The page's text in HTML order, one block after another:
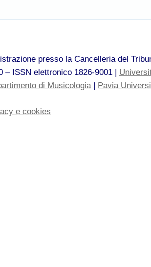
presso la Cancelleria del
– ISSN elettronico 1826-9001 |
di Musicologia | Pavia
e cookies